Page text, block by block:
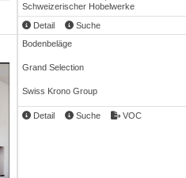
Schweizerischer Hobelwerke
Detail
Suche
Bodenbeläge
Grand Selection
Swiss Krono Group
Detail Suche VOC